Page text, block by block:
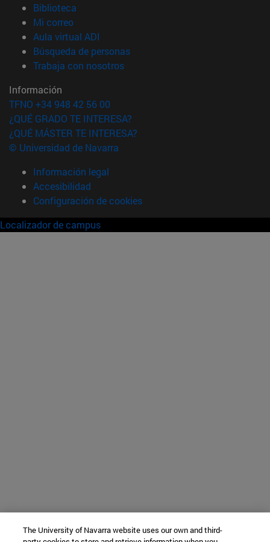
Biblioteca
Mi correo(abre en nueva ventana)
Aula virtual ADI
Búsqueda de personas(abre en nueva ventana)
Trabaja con nosotros(abre en nueva ventana)
Información
TFNO +34 948 42 56 00
¿QUÉ GRADO TE INTERESA?
¿QUÉ MÁSTER TE INTERESA?
© Universidad de Navarra
Información legal
Accesibilidad
Configuración de cookies
Localizador de campus
The University of Navarra website uses our own and third-